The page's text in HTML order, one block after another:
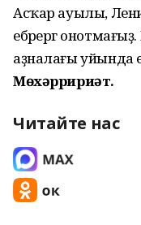
Асҡар ауылы,
ебәрергә
аҙналағы уйында
Мөхәрририәт.
Читайте нас